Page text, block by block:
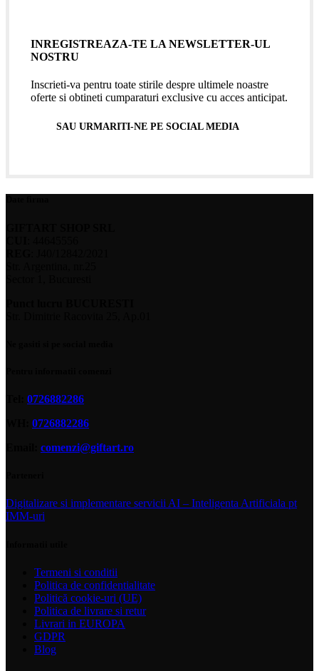
INREGISTREAZA-TE LA NEWSLETTER-UL
NOSTRU
Inscrieti-va pentru toate stirile despre ultimele noastre
oferte si obtineti cumparaturi exclusive cu acces anticipat.
SAU URMARITI-NE PE SOCIAL MEDIA
0726882286
0726882286
comenzi@giftart.ro
Digitalizare si implementare servicii AI – Inteligenta Artificiala pt
IMM-uri
Termeni si conditii
Politica de confidentialitate
Politică cookie-uri (UE)
Politica de livrare si retur
Livrari in EUROPA
GDPR
Blog